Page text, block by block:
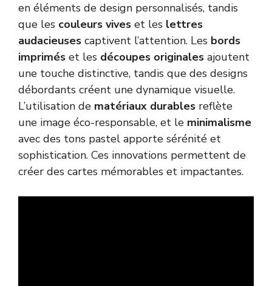
en éléments de design personnalisés, tandis
que les couleurs vives et les lettres
audacieuses captivent l’attention. Les bords
imprimés et les découpes originales ajoutent
une touche distinctive, tandis que des designs
débordants créent une dynamique visuelle.
L’utilisation de matériaux durables reflète
une image éco-responsable, et le minimalisme
avec des tons pastel apporte sérénité et
sophistication. Ces innovations permettent de
créer des cartes mémorables et impactantes.